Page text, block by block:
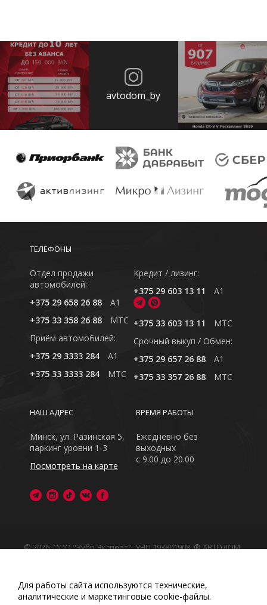
avtodom_by
ТЕЛЕФОНЫ
Отдел продажи
автомобилей:
+375 29 658 26 88
A1
+375 33 358 26 88
MTC
Приём автомобилей:
+375 29 3333 284
A1
+375 33 3333 284
MTC
Кредит / лизинг:
+375 29 603 13 11
A1
+375 33 603 13 11
MTC
Cрочный выкуп / Обмен:
+375 29 657 26 88
A1
+375 33 357 26 88
MTC
ВРЕМЯ РАБОТЫ
Ежедневно без
выходных
с 9.00 до 20.00
НАШ АДРЕС
Минск, ул. Разинская 5,
паркинг уровни 1-3
Посмотреть на карте
© 2026, ООО "Зубр Эксперт", УНП 193801908. ® АВТОДОМ
Обращаем Ваше внимание на то, что данный интернет-
сайт носит исключительно информационный характер
Любое использование либо копирование материалов
Для работы сайта используются технические,
аналитические и маркетинговые сооkіе-файлы.